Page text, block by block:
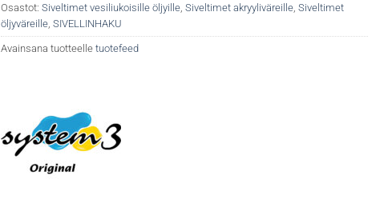
Osastot: Siveltimet vesiliukoisille öljyille, Siveltimet akryyliväreille, Siveltimet
öljyväreille, SIVELLINHAKU
Avainsana tuotteelle tuotefeed